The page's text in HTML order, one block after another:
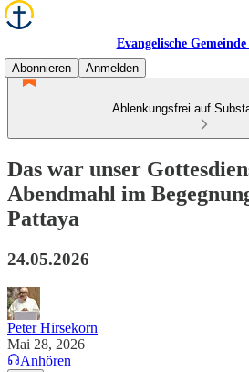
Evangelische
Abonnieren
Anmelden
Ablenkungsfrei auf
Das war unser
Abendmahl im
Pattaya
24.05.2026
Peter Hirsekorn
Mai 28, 2026
Anhören